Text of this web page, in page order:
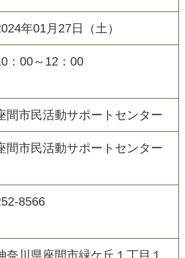
年01月27日（土）
：00～12：00
間市民活動サポートセンター
間市民活動サポートセンター
8566
奈川県座間市緑ケ丘１丁目１